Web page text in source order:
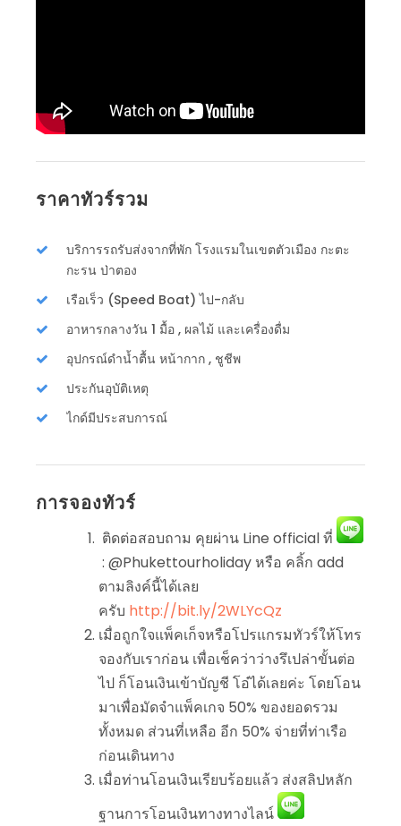
ราคาทัวร์รวม
บริการรถรับส่งจากที่พัก โรงแรมในเขตตัวเมือง กะตะ
กะรน ป่าตอง
เรือเร็ว (Speed Boat) ไป-กลับ
อาหารกลางวัน 1 มื้อ , ผลไม้ และเครื่องดื่ม
อุปกรณ์ดำน้ำตื้น หน้ากาก , ชูชีพ
ประกันอุบัติเหตุ
ไกด์มีประสบการณ์
การจองทัวร์
ติดต่อสอบถาม คุยผ่าน Line official ที่
: @Phukettourholiday หรือ คลิ้ก add
ตามลิงค์นี้ได้เลย
ครับ http://bit.ly/2WLYcQz
เมื่อถูกใจแพ็คเก็จหรือโปรแกรมทัวร์ให้โทร
จองกับเราก่อน เพื่อเช็คว่าว่างรึเปล่าขั้นต่อ
ไป ก็โอนเงินเข้าบัญชี โอ๋ได้เลยค่ะ โดยโอน
มาเพื่อมัดจำแพ็คเกจ 50% ของยอดรวม
ทั้งหมด ส่วนที่เหลือ อีก 50% จ่ายที่ท่าเรือ
ก่อนเดินทาง
เมื่อท่านโอนเงินเรียบร้อยแล้ว ส่งสลิปหลัก
ฐานการโอนเงินทางทางไลน์